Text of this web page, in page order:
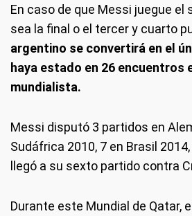
En caso de que Messi juegue el
sea la final o el tercer y cuarto
argentino se convertirá en el
haya estado en 26 encuentros
mundialista.
Messi disputó 3 partidos en
Sudáfrica 2010, 7 en Brasil
llegó a su sexto partido contra
Durante este Mundial de Qatar,